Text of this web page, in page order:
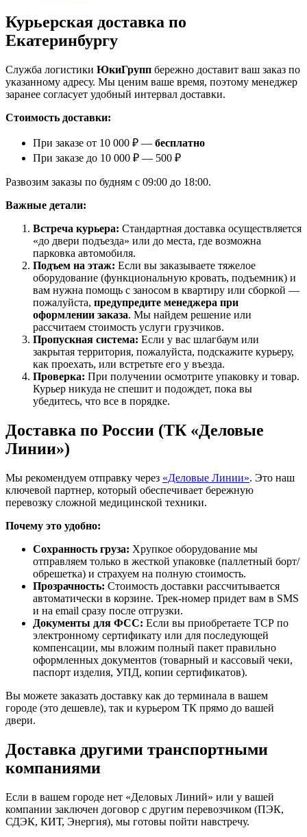
Курьерская доставка по
Екатеринбургу
Служба логистики ЮкиГрупп бережно доставит ваш заказ по
указанному адресу. Мы ценим ваше время, поэтому менеджер
заранее согласует удобный интервал доставки.
Стоимость доставки:
При заказе от 10 000 ₽ — бесплатно
При заказе до 10 000 ₽ — 500 ₽
Развозим заказы по будням с 09:00 до 18:00.
Важные детали:
Встреча курьера: Стандартная доставка осуществляется
«до двери подъезда» или до места, где возможна
парковка автомобиля.
Подъем на этаж: Если вы заказываете тяжелое
оборудование (функциональную кровать, подъемник) и
вам нужна помощь с заносом в квартиру или сборкой —
пожалуйста, предупредите менеджера при
оформлении заказа. Мы найдем решение или
рассчитаем стоимость услуги грузчиков.
Пропускная система: Если у вас шлагбаум или
закрытая территория, пожалуйста, подскажите курьеру,
как проехать, или встретьте его у въезда.
Проверка: При получении осмотрите упаковку и товар.
Курьер никуда не спешит и подождет, пока вы
убедитесь, что все в порядке.
Доставка по России (ТК «Деловые
Линии»)
Мы рекомендуем отправку через «Деловые Линии». Это наш
ключевой партнер, который обеспечивает бережную
перевозку сложной медицинской техники.
Почему это удобно:
Сохранность груза: Хрупкое оборудование мы
отправляем только в жесткой упаковке (паллетный борт/
обрешетка) и страхуем на полную стоимость.
Прозрачность: Стоимость доставки рассчитывается
автоматически в корзине. Трек-номер придет вам в SMS
и на email сразу после отгрузки.
Документы для ФСС: Если вы приобретаете ТСР по
электронному сертификату или для последующей
компенсации, мы вложим полный пакет правильно
оформленных документов (товарный и кассовый чеки,
паспорт изделия, УПД, копии сертификатов).
Вы можете заказать доставку как до терминала в вашем
городе (это дешевле), так и курьером ТК прямо до вашей
двери.
Доставка другими транспортными
компаниями
Если в вашем городе нет «Деловых Линий» или у вашей
компании заключен договор с другим перевозчиком (ПЭК,
СДЭК, КИТ, Энергия), мы готовы пойти навстречу.